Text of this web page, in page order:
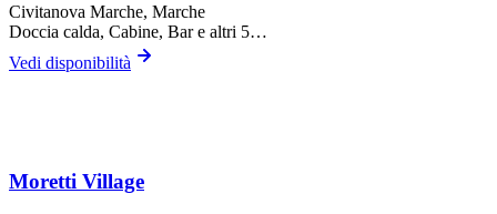
Civitanova Marche, Marche
Doccia calda, Cabine, Bare altri 5…
Vedi disponibilità
Moretti Village